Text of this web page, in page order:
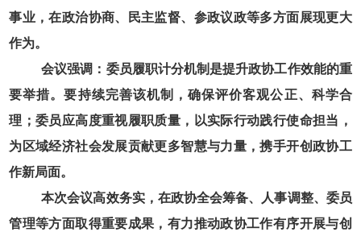
事业，在政治协商、民主监督、参政议政等多方面展现更大
作为。
会议强调：委员履职计分机制是提升政协工作效能的重
要举措。要持续完善该机制，确保评价客观公正、科学合
理；委员应高度重视履职质量，以实际行动践行使命担当，
为区域经济社会发展贡献更多智慧与力量，携手开创政协工
作新局面。
本次会议高效务实，在政协全会筹备、人事调整、委员
管理等方面取得重要成果，有力推动政协工作有序开展与创